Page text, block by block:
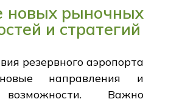
новых рыночных
и стратегий
резервного аэропорта
направления и
Важно